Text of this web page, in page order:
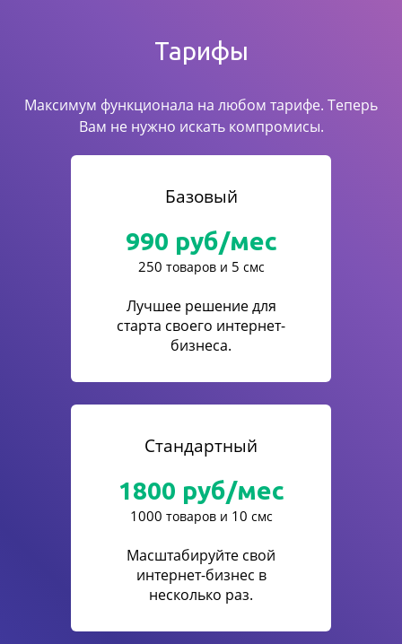
Тарифы
Максимум функционала на любом тарифе. Теперь
Вам не нужно искать компромисы.
Базовый
990 руб/мес
250 товаров и 5 смс
Лучшее решение для
старта своего интернет-
бизнеса.
Стандартный
1800 руб/мес
1000 товаров и 10 смс
Масштабируйте свой
интернет-бизнес в
несколько раз.